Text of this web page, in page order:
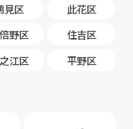
見区
此花区
野区
住吉区
江区 平野区